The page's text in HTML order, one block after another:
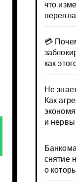
что
💳
как
Не
Как
и нервы
снятие
о